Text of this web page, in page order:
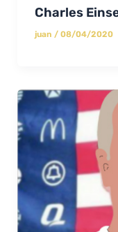
Charles
juan / 08/04/2020